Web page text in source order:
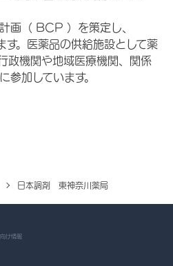
画（ BCP ）を策定し、
。医薬品の供給施設として薬
政機関や地域医療機関、関係
参加しています。
日本調剤 東神奈川薬局
け情報